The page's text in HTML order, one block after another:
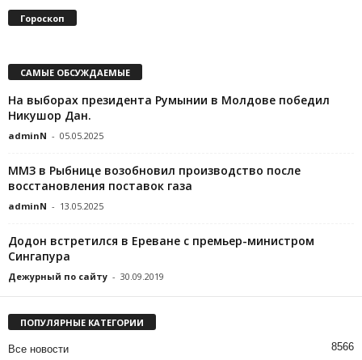
Гороскоп
САМЫЕ ОБСУЖДАЕМЫЕ
На выборах президента Румынии в Молдове победил
Никушор Дан.
adminN - 05.05.2025
ММЗ в Рыбнице возобновил производство после
восстановления поставок газа
adminN - 13.05.2025
Додон встретился в Ереване с премьер-министром
Сингапура
Дежурный по сайту - 30.09.2019
ПОПУЛЯРНЫЕ КАТЕГОРИИ
Все новости 8566